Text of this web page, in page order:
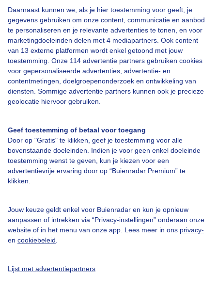
Daarnaast kunnen we, als je hier toestemming voor geeft, je
gegevens gebruiken om onze content, communicatie en aanbod
te personaliseren en je relevante advertenties te tonen, en voor
marketingdoeleinden delen met 4 mediapartners. Ook content
van 13 externe platformen wordt enkel getoond met jouw
toestemming. Onze 114 advertentie partners gebruiken cookies
voor gepersonaliseerde advertenties, advertentie- en
contentmetingen, doelgroepenonderzoek en ontwikkeling van
diensten. Sommige advertentie partners kunnen ook je precieze
geolocatie hiervoor gebruiken.
Geef toestemming of betaal voor toegang
Door op "Gratis" te klikken, geef je toestemming voor alle
bovenstaande doeleinden. Indien je voor geen enkel doeleinde
toestemming wenst te geven, kun je kiezen voor een
advertentievrije ervaring door op “Buienradar Premium” te
klikken.
Jouw keuze geldt enkel voor Buienradar en kun je opnieuw
aanpassen of intrekken via “Privacy-instellingen” onderaan onze
website of in het menu van onze app. Lees meer in ons privacy-
en cookiebeleid
Lijst met advertentiepartners
Zwaar
Mijn locaties
Over Buienradar
Veelgestelde vragen
Contact